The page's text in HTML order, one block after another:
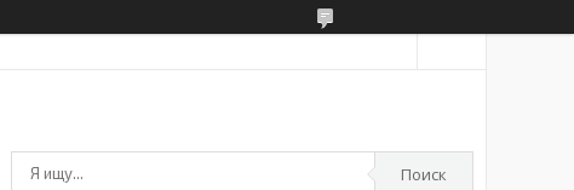
Поиск